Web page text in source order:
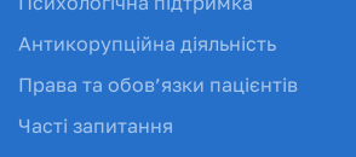
Антикорупційна діяльність
Права та обов’язки пацієнтів
Часті запитання